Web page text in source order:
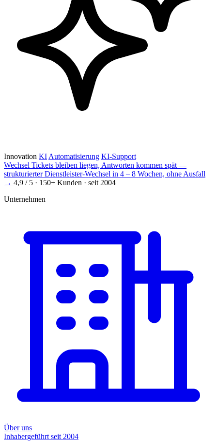
Innovation KI Automatisierung KI-Support
Wechsel Tickets bleiben liegen, Antworten kommen spät —
strukturierter Dienstleister-Wechsel in 4 – 8 Wochen, ohne Ausfall
→ 4,9 / 5 · 150+ Kunden · seit 2004
Unternehmen
Über uns
Inhabergeführt seit 2004